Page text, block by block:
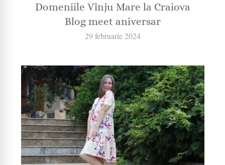
Domeniile Vînju Mare la Craiova
Blog meet aniversar
29 februarie 2024